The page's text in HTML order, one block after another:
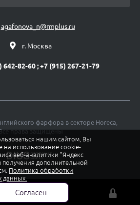
agafonova_n@rmplus.ru
г. Москва
642-82-60 ; +7 (915) 267-21-79
фарфора в секторе Horeca,
права защищены
конфиденциальности
Карта сайта
нашим сайтом, Вы
на использование cookie-
веб-аналитики "Яндекс
получения дополнительной
Политика обработки
данных.
Согласен